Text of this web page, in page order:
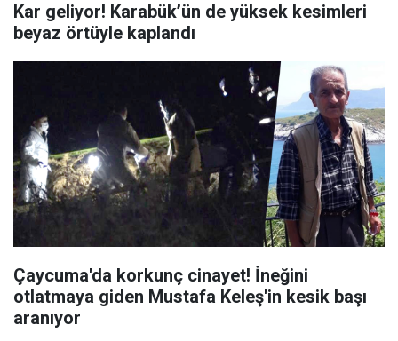
Kar geliyor! Karabük’ün de yüksek kesimleri
beyaz örtüyle kaplandı
Çaycuma'da korkunç cinayet! İneğini
otlatmaya giden Mustafa Keleş'in kesik başı
aranıyor